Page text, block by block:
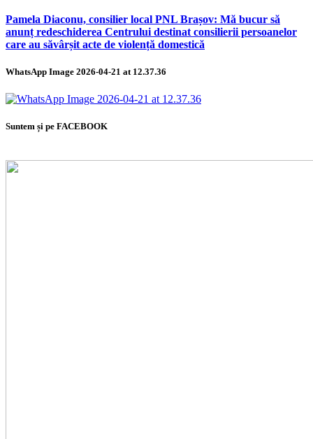
Pamela Diaconu, consilier local PNL Brașov: Mă bucur să
anunț redeschiderea Centrului destinat consilierii persoanelor
care au săvârșit acte de violență domestică
WhatsApp Image 2026-04-21 at 12.37.36
Suntem și pe FACEBOOK